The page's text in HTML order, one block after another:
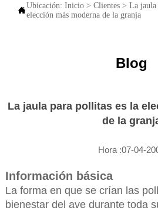
Ubicación: Inicio> Clientes> La jaula
elección más moderna de la granja
Blog
La jaula para pollitas es la
de la
Hora :07-04-
Información básica
La forma en que se crían las
bienestar del ave durante toda